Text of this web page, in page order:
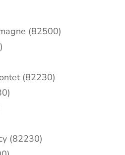
(82500)
(82230)
(82230)